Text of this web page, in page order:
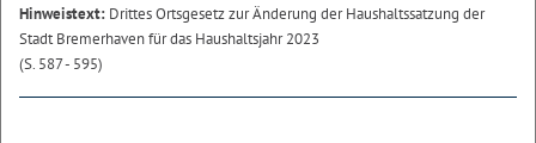
Hinweistext: Drittes Ortsgesetz zur Änderung der Haushaltssatzung der
Stadt Bremerhaven für das Haushaltsjahr 2023
(S. 587 - 595)